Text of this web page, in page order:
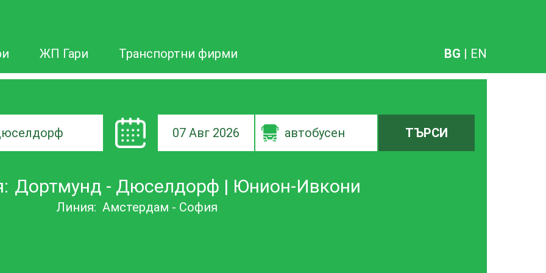
ЖП Гари Транспортни фирми BG | EN
07 Авг 2026 автобусен ТЪРСИ
Дортмунд - Дюселдорф | Юнион-Ивкони
Линия: Амстердам - София